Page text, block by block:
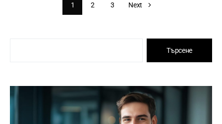
1 2 3 Next
Търсене